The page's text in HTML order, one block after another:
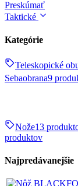
Preskúmať
Taktické
Kategórie
Teleskopické
Sebaobrana9
Nože13
produktov
Najpredávanejšie